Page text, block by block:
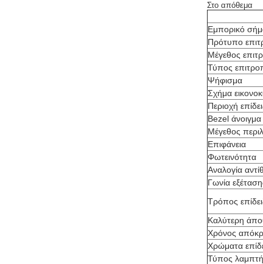
Στο απόθεμα
Εμπορικό
Πρότυπο
Μέγεθος
Τύπος
Ψήφισμα
Σχήμα
Περιοχή
Bezel άνοιγμα
Μέγεθος
Επιφάνεια
Φωτεινότητα
Αναλογία
Γωνία
Τρόπος
Καλύτερη
Χρόνος
Χρώματα
Τύπος